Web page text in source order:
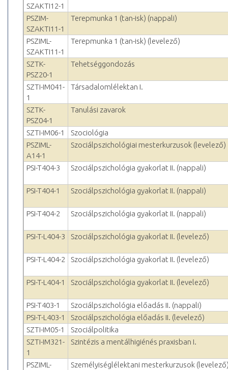
SZAKTI12-1
PSZIM-
SZAKTI11-1
Terepmunka 1 (tan-isk) (nappali)
PSZIML-
SZAKTI11-1
Terepmunka 1 (tan-isk) (levelező)
SZTK-
PSZ20-1
Tehetséggondozás
SZTI-IM041-
1
Társadalomlélektan I.
SZTK-
PSZ04-1
Tanulási zavarok
SZTI-IM06-1
Szociológia
PSZIML-
A14-1
Szociálpszichológiai mesterkurzusok (levelező)
PSI-T404-3 Szociálpszichológia gyakorlat II. (nappali)
PSI-T404-1 Szociálpszichológia gyakorlat II. (nappali)
PSI-T404-2 Szociálpszichológia gyakorlat II. (nappali)
PSI-T-L404-3 Szociálpszichológia gyakorlat II. (levelező)
PSI-T-L404-2 Szociálpszichológia gyakorlat II. (levelező)
PSI-T-L404-1 Szociálpszichológia gyakorlat II. (levelező)
PSI-T403-1
Szociálpszichológia előadás II. (nappali)
PSI-T-L403-1
Szociálpszichológia előadás II. (levelező)
SZTI-IM05-1
Szociálpolitika
SZTI-IM321-
1
Szintézis a mentálhigiénés praxisban I.
PSZIML-
Személyiséglélektani mesterkurzusok